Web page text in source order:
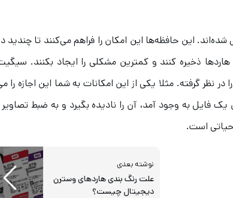
این حافظه‌ها این امکان را فراهم می‌کنند تا چندید
ذخیره کنند و کمترین مشکلی را ایجاد بکنند.
گرفته. مثلا یکی از این امکانات به شما این اجازه را
یک فایل به وجود آمد، آن را نادیده بگیرد و به ضبط تصاویر
حیاتی است.
نوشته بعدی
علت رنگ بندی هاردهای وسترن
دیجیتال چیست؟